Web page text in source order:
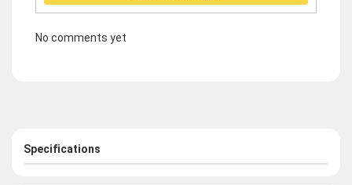
No comments yet
Specifications